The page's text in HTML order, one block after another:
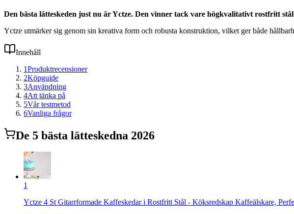
Den bästa lätteskeden just nu är Yctze. Den vinner tack vare högkvalitativt rostfritt
Yctze utmärker sig genom sin kreativa form och robusta konstruktion, vilket ger både
Innehåll
1Produktrecensioner
2Köpguide
3Användning
4Att tänka på
5Vår testmetod
6Vanliga frågor
De 5 bästa lätteskedna 2026
1
Yctze 4 St Gitarrformade Kaffeskedar i Rostfritt Stål - Köksredskap Kaffeälskare,